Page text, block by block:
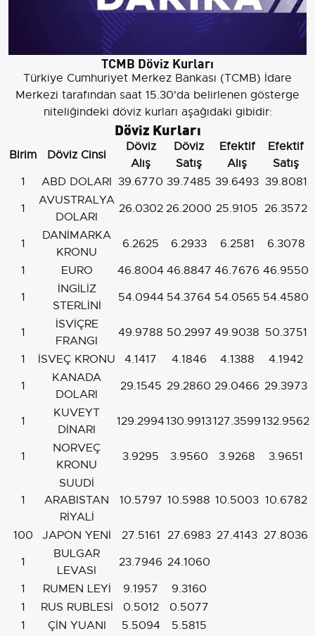
TCMB Döviz Kurları
Türkiye Cumhuriyet Merkez Bankası (TCMB) İdare
Merkezi tarafından saat 15.30'da belirlenen gösterge
niteliğindeki döviz kurları aşağıdaki gibidir:
Döviz Kurları
Birim Döviz Cinsi
Döviz
Alış
Döviz
Satış
Efektif
Alış
Efektif
Satış
1
ABD DOLARI 39.6770 39.7485 39.6493 39.8081
1
AVUSTRALYA
DOLARI
26.0302 26.2000 25.9105 26.3572
1
DANİMARKA
KRONU
6.2625 6.2933 6.2581
6.3078
1
EURO 46.8004 46.8847 46.7676 46.9550
1
İNGİLİZ
STERLİNİ
54.0944 54.3764 54.0565 54.4580
1
İSVİÇRE
FRANGI
49.9788 50.2997 49.9038 50.3751
1
İSVEÇ KRONU 4.1417 4.1846 4.1388
4.1942
1
KANADA
DOLARI
29.1545 29.2860 29.0466 29.3973
1
KUVEYT
DİNARI
129.2994130.9913127.3599132.9562
1
NORVEÇ
KRONU
3.9295 3.9560 3.9268 3.9651
1
SUUDİ
ARABISTAN
RİYALİ
10.5797 10.5988 10.5003 10.6782
100 JAPON YENİ 27.5161 27.6983 27.4143 27.8036
1
BULGAR
LEVASI
23.7946 24.1060
1
RUMEN LEYİ 9.1957
9.3160
1
RUS RUBLESİ 0.5012
0.5077
1
ÇİN YUANI 5.5094
5.5815